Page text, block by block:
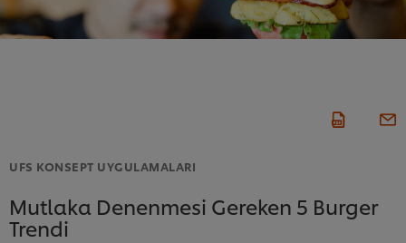
UFS KONSEPT UYGULAMALARI
Mutlaka Denenmesi Gereken 5 Burger
Trendi